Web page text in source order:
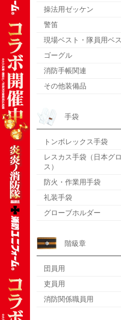
操法用ゼッケン
警笛
現場ベスト・隊員用ベ
ゴーグル
消防手帳関連
その他装備品
手袋
トンボレックス手袋
レスカス手袋（日本グ
ス）
防火・作業用手袋
礼装手袋
グローブホルダー
階級章
団員用
吏員用
消防関係職員用